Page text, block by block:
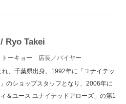
Ryo Takei
トーキョー 店長／バイヤー
れ、千葉県出身。1992年に「ユナイテッ
のショップスタッフとなり、2006年に
ィ＆ユース ユナイテッドアローズ」の第1